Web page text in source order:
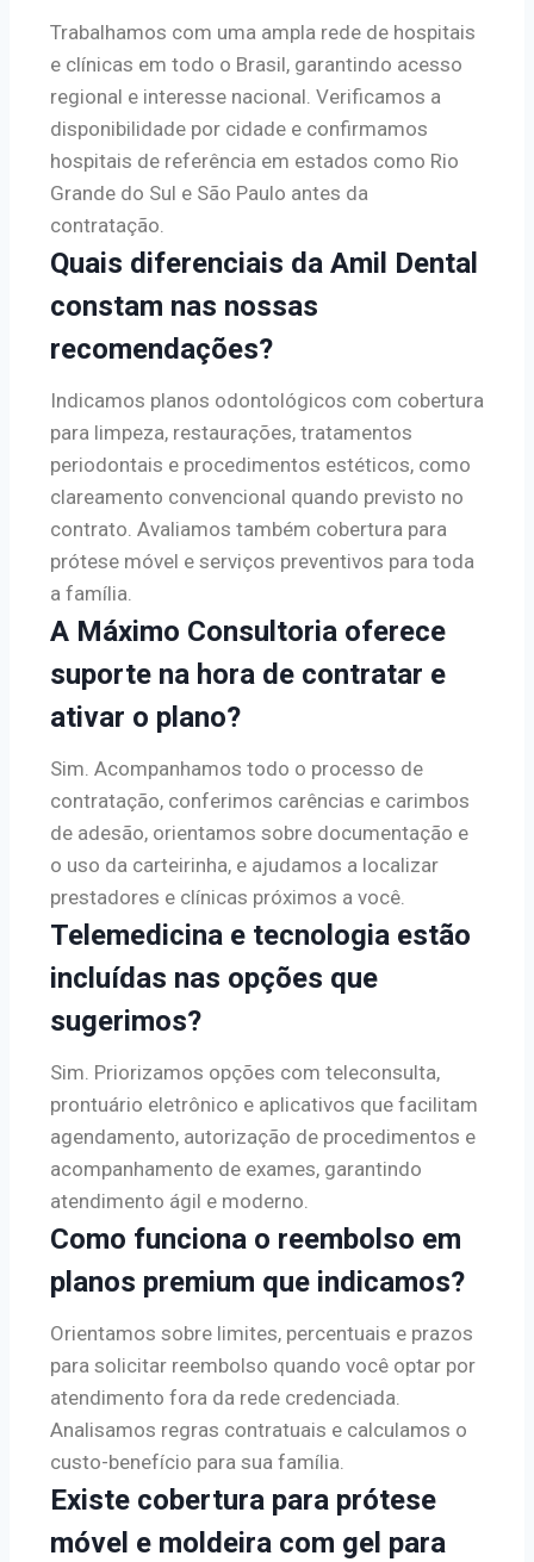
Trabalhamos com uma ampla rede de hospitais
e clínicas em todo o Brasil, garantindo acesso
regional e interesse nacional. Verificamos a
disponibilidade por cidade e confirmamos
hospitais de referência em estados como Rio
Grande do Sul e São Paulo antes da
contratação.
Quais diferenciais da Amil Dental
constam nas nossas
recomendações?
Indicamos planos odontológicos com cobertura
para limpeza, restaurações, tratamentos
periodontais e procedimentos estéticos, como
clareamento convencional quando previsto no
contrato. Avaliamos também cobertura para
prótese móvel e serviços preventivos para toda
a família.
A Máximo Consultoria oferece
suporte na hora de contratar e
ativar o plano?
Sim. Acompanhamos todo o processo de
contratação, conferimos carências e carimbos
de adesão, orientamos sobre documentação e
o uso da carteirinha, e ajudamos a localizar
prestadores e clínicas próximos a você.
Telemedicina e tecnologia estão
incluídas nas opções que
sugerimos?
Sim. Priorizamos opções com teleconsulta,
prontuário eletrônico e aplicativos que facilitam
agendamento, autorização de procedimentos e
acompanhamento de exames, garantindo
atendimento ágil e moderno.
Como funciona o reembolso em
planos premium que indicamos?
Orientamos sobre limites, percentuais e prazos
para solicitar reembolso quando você optar por
atendimento fora da rede credenciada.
Analisamos regras contratuais e calculamos o
custo-benefício para sua família.
Existe cobertura para prótese
móvel e moldeira com gel para